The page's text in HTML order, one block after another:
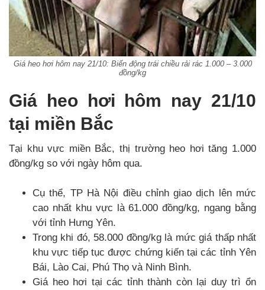
Giá heo hơi hôm nay 21/10: Biến động trái chiều rải rác 1.000 – 3.000
đồng/kg
Giá heo hơi hôm nay 21/10
tại miền Bắc
Tại khu vực miền Bắc, thị trường heo hơi tăng 1.000
đồng/kg so với ngày hôm qua.
Cụ thể, TP Hà Nội điều chỉnh giao dịch lên mức
cao nhất khu vực là 61.000 đồng/kg, ngang bằng
với tỉnh Hưng Yên.
Trong khi đó, 58.000 đồng/kg là mức giá thấp nhất
khu vực tiếp tục được chứng kiến tại các tỉnh Yên
Bái, Lào Cai, Phú Thọ và Ninh Bình.
Giá heo hơi tại các tỉnh thành còn lại duy trì ổn